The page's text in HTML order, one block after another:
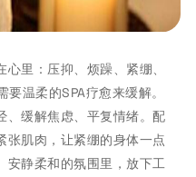
里：压抑、烦躁、紧绷、
温柔的SPA疗愈来缓解。
、缓解焦虑、平复情绪。配
张肌肉，让紧绷的身体一点
安静柔和的氛围里，放下工